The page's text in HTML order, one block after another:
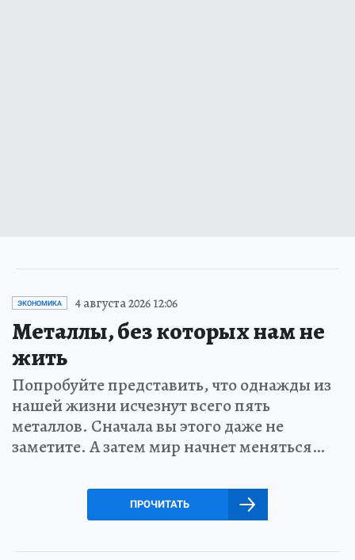
ЭКОНОМИКА 4 августа 2026 12:06
Металлы, без которых нам не
жить
Попробуйте представить, что однажды из
нашей жизни исчезнут всего пять
металлов. Сначала вы этого даже не
заметите. А затем мир начнет меняться…
ПРОЧИТАТЬ